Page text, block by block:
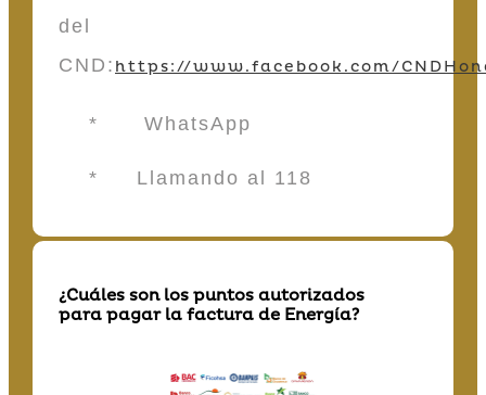
del
CND: https://www.facebook.com/
* WhatsApp
* Llamando al 118
¿Cuáles son los puntos autorizados
para pagar la factura de Energía?